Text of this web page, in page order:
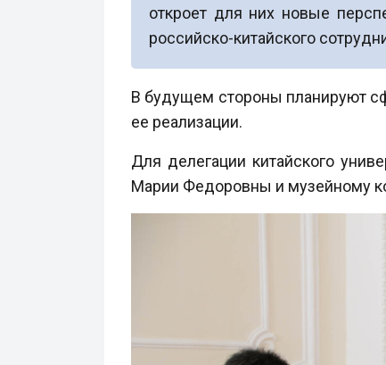
откроет для них новые
российско-китайского
В будущем стороны планируют
ее реализации.
Для делегации китайского
Марии Федоровны и музейному